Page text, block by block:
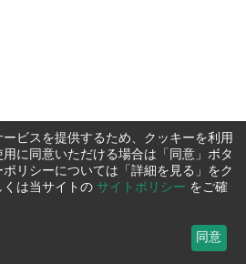
ビスを提供するため、クッキーを利用
に同意いただける場合は「同意」ボタ
リシーについては「詳細を見る」をク
くは当サイトの サイトポリシー をご確
同意